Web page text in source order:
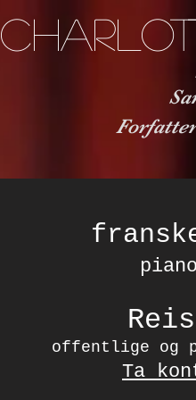
offentlige og
Ta